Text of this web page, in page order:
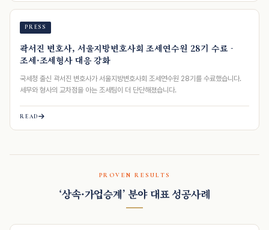
PRESS
곽서진 변호사, 서울지방변호사회 조세연수원 28기 수료 -
조세·조세형사 대응 강화
국세청 출신 곽서진 변호사가 서울지방변호사회 조세연수원 28기를 수료했습니다.
세무와 형사의 교차점을 아는 조세팀이 더 단단해졌습니다.
READ
PROVEN RESULTS
‘상속·가업승계’ 분야 대표 성공사례